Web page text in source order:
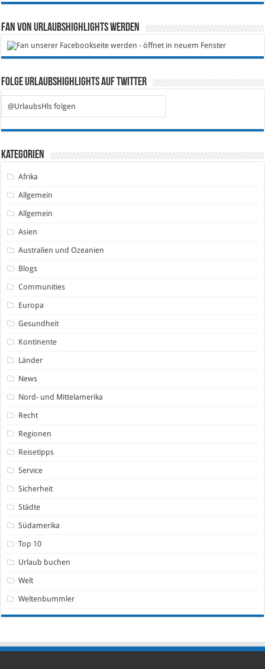
Fan von Urlaubshighlights werden
Folge Urlaubshighlights auf Twitter
@UrlaubsHls folgen
Kategorien
Afrika
Allgemein
Allgemein
Asien
Australien und Ozeanien
Blogs
Communities
Europa
Gesundheit
Kontinente
Länder
News
Nord- und Mittelamerika
Recht
Regionen
Reisetipps
Service
Sicherheit
Städte
Südamerika
Top 10
Urlaub buchen
Welt
Weltenbummler